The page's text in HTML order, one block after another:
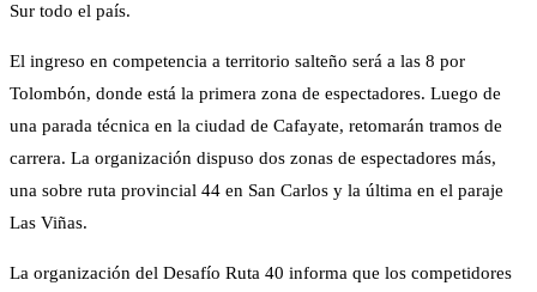
Sur todo el país.
El ingreso en competencia a territorio salteño será a las 8 por
Tolombón, donde está la primera zona de espectadores. Luego de
una parada técnica en la ciudad de Cafayate, retomarán tramos de
carrera. La organización dispuso dos zonas de espectadores más,
una sobre ruta provincial 44 en San Carlos y la última en el paraje
Las Viñas.
La organización del Desafío Ruta 40 informa que los competidores